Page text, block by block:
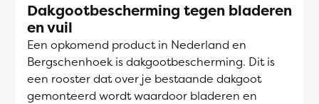
Dakgootbescherming tegen bladeren
en vuil
Een opkomend product in Nederland en
Bergschenhoek is dakgootbescherming. Dit is
een rooster dat over je bestaande dakgoot
gemonteerd wordt waardoor bladeren en